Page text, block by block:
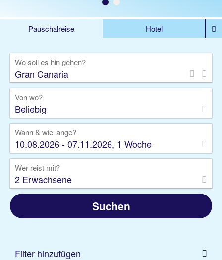
Pauschalreise
Hotel
Rundreise
Kreuzfahrt
Gruppenreise
Camper Privattransfer
Wo soll es hin gehen?
Von wo?
Beliebig
Wann & wie lange?
10.08.2026 - 07.11.2026, 1 Woche
Wer reist mit?
2 Erwachsene
Suchen
Filter hinzufügen